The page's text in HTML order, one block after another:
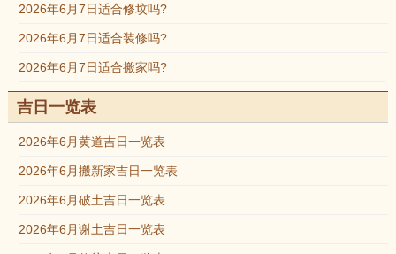
2026年6月7日适合修坟吗?
2026年6月7日适合装修吗?
2026年6月7日适合搬家吗?
吉日一览表
2026年6月黄道吉日一览表
2026年6月搬新家吉日一览表
2026年6月破土吉日一览表
2026年6月谢土吉日一览表